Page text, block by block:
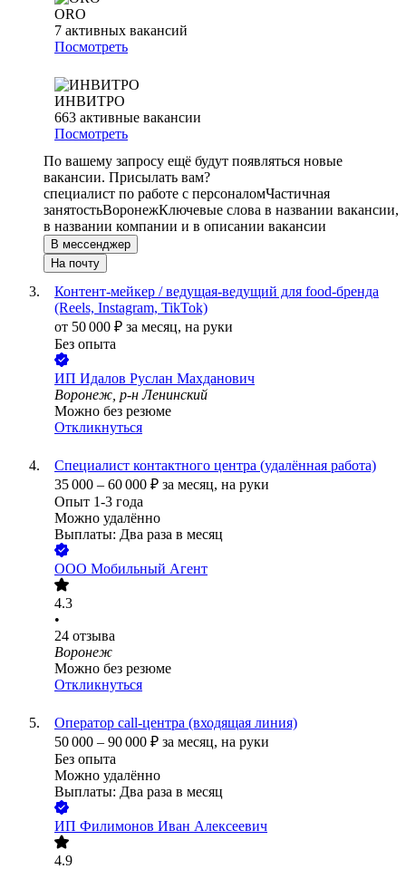
ORO
7 активных вакансий
Посмотреть
ИНВИТРО
663 активные вакансии
Посмотреть
По вашему запросу ещё будут появляться новые
вакансии. Присылать вам?
специалист по работе с персоналомЧастичная
занятостьВоронежКлючевые слова в названии вакансии,
в названии компании и в описании вакансии
В мессенджер
На почту
Контент-мейкер / ведущая-ведущий для food-бренда
(Reels, Instagram, TikTok)
от 50 000 ₽ за месяц, на руки
Без опыта
ИП Идалов Руслан Махданович
Воронеж, р-н Ленинский
Можно без резюме
Откликнуться
Специалист контактного центра (удалённая работа)
35 000 – 60 000 ₽ за месяц, на руки
Опыт 1-3 года
Можно удалённо
Выплаты: Два раза в месяц
ООО Мобильный Агент
4.3
•
24 отзыва
Воронеж
Можно без резюме
Откликнуться
Оператор call-центра (входящая линия)
50 000 – 90 000 ₽ за месяц, на руки
Без опыта
Можно удалённо
Выплаты: Два раза в месяц
ИП Филимонов Иван Алексеевич
4.9